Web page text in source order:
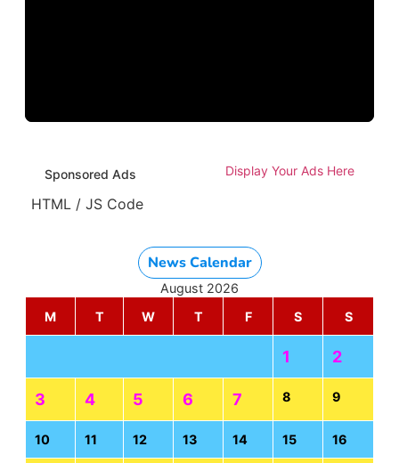
Sponsored Ads Display Your Ads Here
HTML / JS Code
News Calendar
August 2026
M
T W T F S S
1 2
3 4 5 6 7 8 9
10 11 12 13 14 15 16